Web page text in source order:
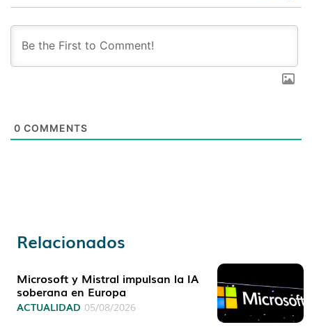
0 COMMENTS
Relacionados
Microsoft y Mistral impulsan la IA
soberana en Europa
ACTUALIDAD 05/08/2026